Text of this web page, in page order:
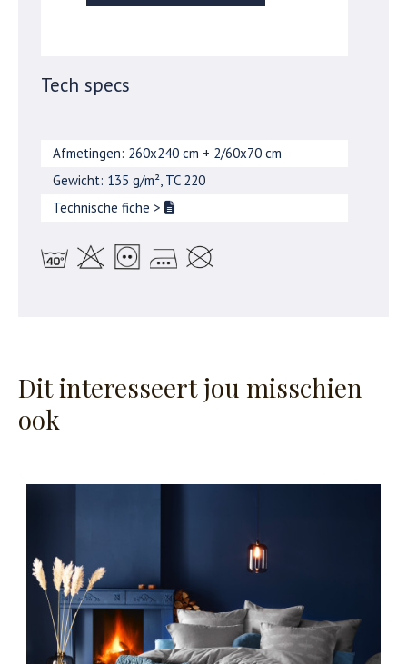
Tech specs
Afmetingen: 260x240 cm + 2/60x70 cm
Gewicht: 135 g/m², TC 220
Technische fiche >
Dit interesseert jou misschien
ook